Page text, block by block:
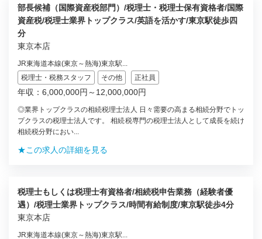
部長候補（国際資産税部門）/税理士・税理士保有資格者/国際
資産税/税理士業界トップクラス/英語を活かす/東京駅徒歩四
分
東京本店
JR東海道本線(東京～熱海)東京駅...
税理士・税務スタッフ
その他 正社員
年収：6,000,000円～12,000,000円
◎業界トップクラスの相続税理士法人 日々需要の高まる相続分野でトッ
プクラスの税理士法人です。 相続税専門の税理士法人として成長を続け
相続税分野におい...
★この求人の詳細を見る
税理士もしくは税理士有資格者/相続税申告業務（経験者優
遇）/税理士業界トップクラス/時間有給制度/東京駅徒歩4分
東京本店
JR東海道本線(東京～熱海)東京駅...